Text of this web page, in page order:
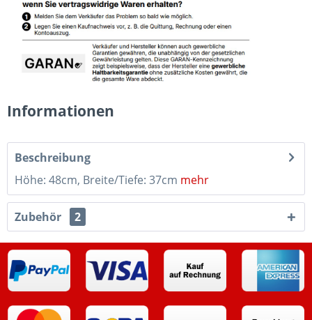
Informationen
Beschreibung
Höhe: 48cm, Breite/Tiefe: 37cm mehr
Zubehör 2